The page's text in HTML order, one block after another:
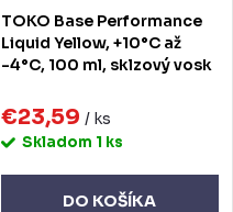
TOKO Base Performance
Liquid Yellow, +10°C až
-4°C, 100 ml, sklzový vosk
€23,59 / ks
Skladom 1 ks
DO KOŠÍKA